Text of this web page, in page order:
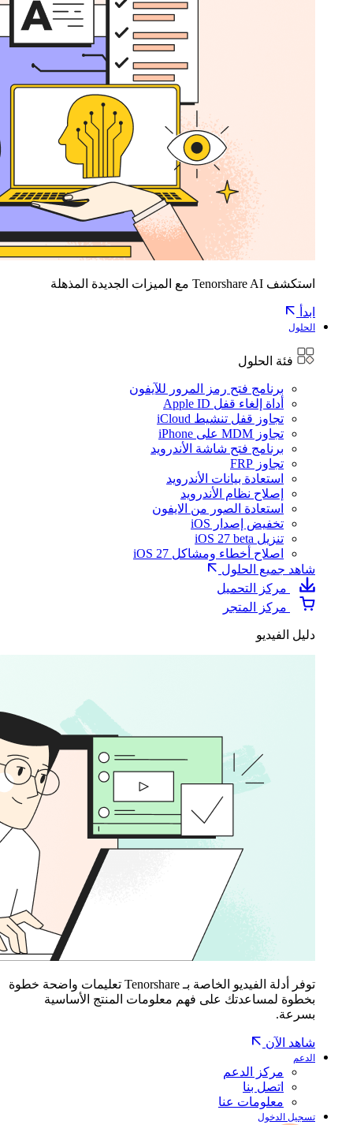
استكشف Tenorshare AI مع الميزات الجديدة المذهلة
ابدأ
الحلول
فئة الحلول
برنامج فتح رمز المرور للآيفون
أداة إلغاء قفل Apple ID
تجاوز قفل تنشيط iCloud
تجاوز MDM على iPhone
برنامج فتح شاشة الأندرويد
تجاوز FRP
استعادة بيانات الأندرويد
إصلاح نظام الأندرويد
استعادة الصور من الايفون
تخفيض إصدار iOS
تنزيل iOS 27 beta
اصلاح أخطاء ومشاكل iOS 27
شاهد جميع الحلول
مركز التحميل
مركز المتجر
دليل الفيديو
توفر أدلة الفيديو الخاصة بـ Tenorshare تعليمات واضحة خطوة
بخطوة لمساعدتك على فهم معلومات المنتج الأساسية
بسرعة.
شاهد الآن
الدعم
مركز الدعم
اتصل بنا
معلومات عنا
تسجيل الدخول